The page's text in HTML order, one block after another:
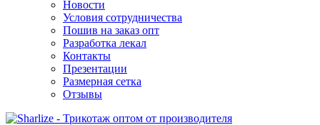
Новости
Условия сотрудничества
Пошив на заказ опт
Разработка лекал
Контакты
Презентации
Размерная сетка
Отзывы